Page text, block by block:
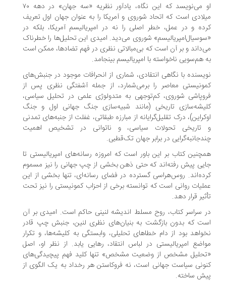
او می‌نویسد که این نگاه، یادآور نظریه «سه جهان» در دهه ۷۰
است که اتحاد شوروی و آمریکا را به عنوان جهان اول تعریف
و در عمل، خطر اصلی را نه در امپریالیسم آمریکا، بلکه در
شوروی می‌دید. امیدی این تحلیل‌ها را خطرناک
و بر آن است که بی‌مبالاتی نظری در فهم تضادها، ممکن است
هم‌سویی ناخواسته با امپریالیسم بینجامد.
با نگاهی انتقادی، شماری از انحرافات موجود در جنبش‌های
معاصر را برمی‌شمارد، از جمله آشفتگی نظری پس از
شوروی، کم‌توجهی به متدولوژی علمی در تحلیل سیاسی،
تاریخی (مانند شبیه‌سازی جنگ جهانی اول و جنگ
درک تقلیل‌گرایانه از مبارزه طبقاتی، غفلت از جنبه‌های تمدنی
تحولات سیاسی، و ناتوانی در تشخیص اهمیت
در برابر جهان تک‌قطبی.
کتاب بر این باور است که امروزه رسانه‌های امپریالیستی تا
پیش رفته‌اند که حتی ذهن بخشی از چپ جهانی را نیز مسموم
روس‌هراسی گسترده در فضای رسانه‌ای، تنها بخشی از این
روانی است که توانسته برخی از احزاب کمونیستی را نیز تحت
قرار دهد.
سراسر کتاب، روح مسلط اندیشه لنینی حاکم است. امیدی بر آن
که بدون بازگشت به بنیان‌های نظری لنین، جنبش چپ قادر
بود از دام خطاهای تحلیلی، وابستگی به کلیشه‌ها، و تکرار
امپریالیستی در لباس انتقاد، رهایی یابد. از نظر او، اصل
مشخص از وضعیت مشخص» تنها کلید فهم پیچیدگی‌های
سیاست جهانی است، نه فروکاستن هر رخداد به یک الگوی از
ساخته.